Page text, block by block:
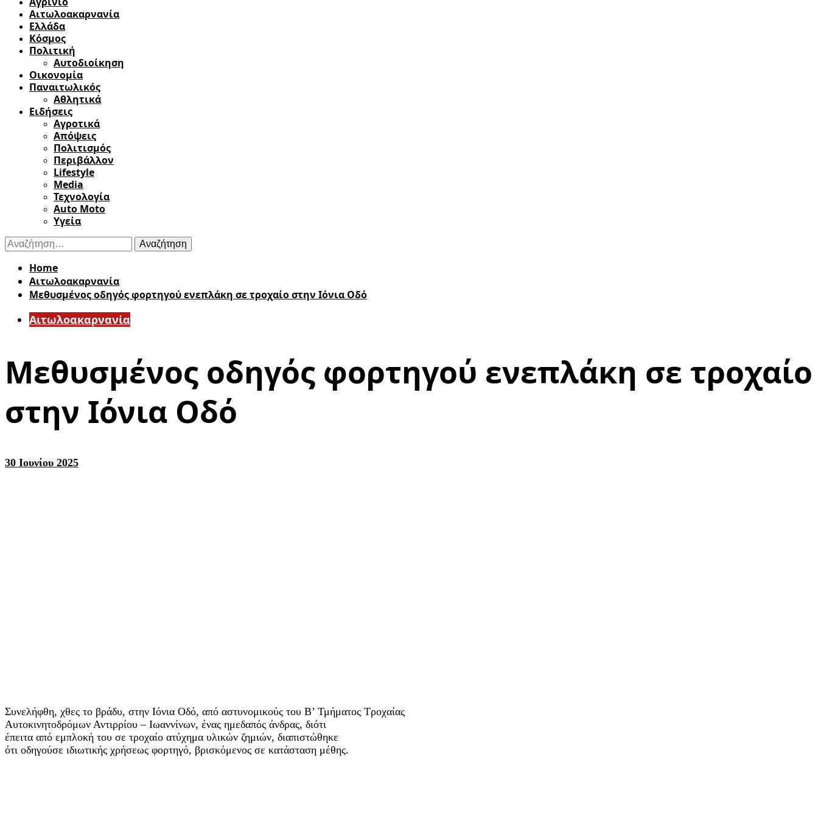
Αιτωλοακαρνανία
Ελλάδα
Κόσμος
Πολιτική
Αυτοδιοίκηση
Οικονομία
Παναιτωλικός
Αθλητικά
Ειδήσεις
Αγροτικά
Απόψεις
Πολιτισμός
Περιβάλλον
Lifestyle
Media
Τεχνολογία
Auto Moto
Υγεία
Αναζήτηση
για:
Home
Αιτωλοακαρνανία
Μεθυσμένος οδηγός φορτηγού ενεπλάκη σε τροχαίο στην Ιόνια Οδό
Αιτωλοακαρνανία
Μεθυσμένος οδηγός φορτηγού ενεπλάκη σε τροχαίο
στην Ιόνια Οδό
30 Ιουνίου 2025
Συνελήφθη, χθες το βράδυ, στην Ιόνια Οδό, από αστυνομικούς του Β’ Τμήματος Τροχαίας
Αυτοκινητοδρόμων Αντιρρίου – Ιωαννίνων, ένας ημεδαπός άνδρας, διότι
έπειτα από εμπλοκή του σε τροχαίο ατύχημα υλικών ζημιών, διαπιστώθηκε
ότι οδηγούσε ιδιωτικής χρήσεως φορτηγό, βρισκόμενος σε κατάσταση μέθης.